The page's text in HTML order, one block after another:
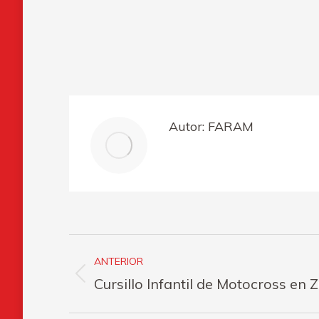
Autor: FARAM
entre
ANTERIOR
Publicación
Cursillo Infantil de Motocross en